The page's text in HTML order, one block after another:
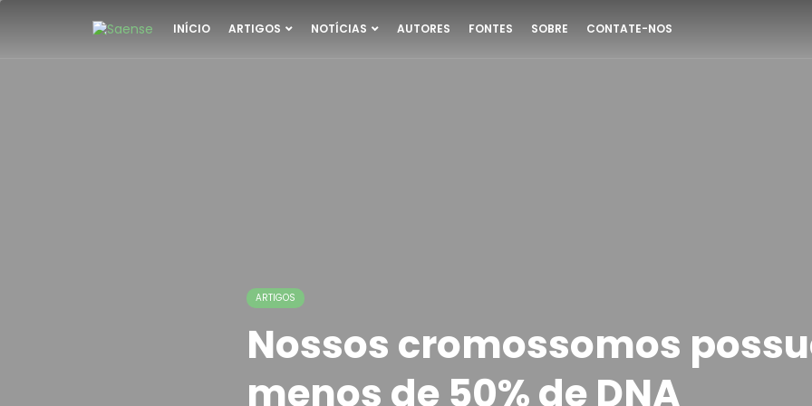
INÍCIO ARTIGOS NOTÍCIAS AUTORES FONTES SOBRE CONTATE-NOS
ARTIGOS
Nossos cromossomos
menos de 50% de DNA